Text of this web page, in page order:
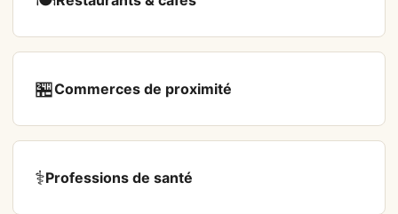
🏪Commerces de proximité
⚕️Professions de santé